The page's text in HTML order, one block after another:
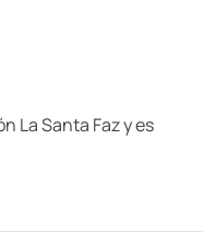
La Santa Faz y es